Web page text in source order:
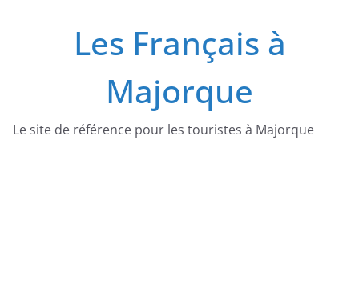
Les Français à
Majorque
Le site de référence pour les touristes à Majorque